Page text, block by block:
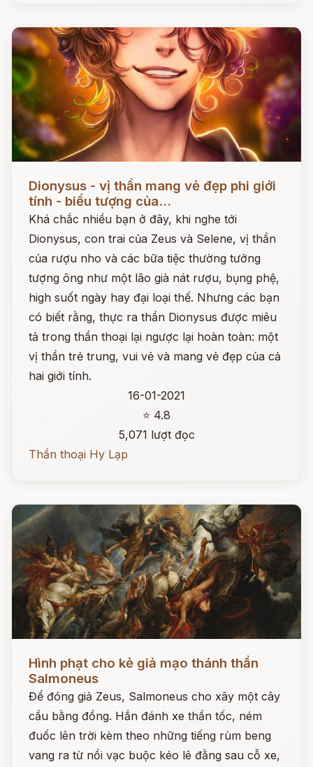
Dionysus - vị thần mang vẻ đẹp phi giới
tính - biểu tượng của...
Khá chắc nhiều bạn ở đây, khi nghe tới
Dionysus, con trai của Zeus và Selene, vị thần
của rượu nho và các bữa tiệc thường tưởng
tượng ông như một lão già nát rượu, bụng phệ,
high suốt ngày hay đại loại thế. Nhưng các bạn
có biết rằng, thực ra thần Dionysus được miêu
tả trong thần thoại lại ngược lại hoàn toàn: một
vị thần trẻ trung, vui vẻ và mang vẻ đẹp của cả
hai giới tính.
16-01-2021
⭐ 4.8
5,071 lượt đọc
Thần thoại Hy Lạp
Hình phạt cho kẻ giả mạo thánh thần
Salmoneus
Để đóng giả Zeus, Salmoneus cho xây một cây
cầu bằng đồng. Hắn đánh xe thần tốc, ném
đuốc lên trời kèm theo những tiếng rùm beng
vang ra từ nồi vạc buộc kéo lê đằng sau cỗ xe,